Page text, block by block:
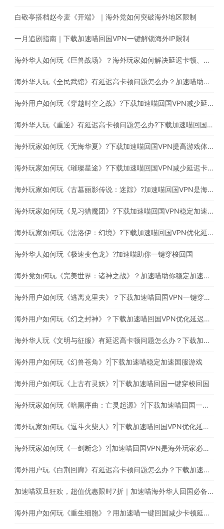
白敬亭搭档赵今麦《开端》｜海外党如何突破海外地区限制
一月追剧指南｜下载加速喵回国VPN一键解锁海外IP限制
海外华人如何玩《巨兽战场》？海外玩家如何解决延迟卡顿、丢包等问题
海外华人玩《全民武馆》有延迟高卡顿问题怎么办？加速喵助你一键穿梭回国
海外用户如何玩《穿越时空之战》?下载加速喵回国VPN减少延迟卡顿问题
海外华人玩《重逆》有延迟高卡顿问题怎么办?下载加速喵回国VPN提高游戏体验
海外玩家如何玩《无悔华夏》?下载加速喵回国VPN提高游戏体验
海外玩家如何玩《璀璨星途》?下载加速喵回国VPN减少延迟卡顿问题
海外玩家如何玩《古墓丽影传说：迷踪》?加速喵回国VPN是海外玩家必备的回国加速器
海外玩家如何玩《见习猎魔团》?下载加速喵回国VPN稳定加速国服游戏
海外玩家如何玩《法洛伊：幻境》?下载加速喵回国VPN优化延迟高卡顿问题
海外华人如何玩《极速变色龙》?加速喵助你一键穿梭回国
海外党如何玩《完美世界：诸神之战》？加速喵助你稳定加速国服游戏
海外用户如何玩《逃离克里夫》？下载加速喵回国VPN一键穿梭回国
海外用户如何玩《幻之封神》？下载加速喵回国VPN优化延迟高卡顿问题
海外华人玩《文明与征服》有延迟高卡顿问题怎么办？下载加速喵回国一键穿梭回国
海外用户如何玩《幻兽苍角》?|下载加速喵稳定加速国服游戏
海外用户如何玩《上古有灵妖》?|下载加速喵回国一键穿梭回国
海外玩家如何玩《暗黑序曲：亡灵起源》?|下载加速喵回国一键穿梭回国
海外玩家如何玩《逗斗火柴人》?|下载加速喵回国VPN优化延迟高卡顿问题
海外玩家如何玩《一剑断念》?|加速喵回国VPN是海外玩家必备的回国加速器
海外用户玩《白荆回廊》有延迟高卡顿问题怎么办？下载加速喵稳定加速国服游戏
加速喵双旦狂欢，超值优惠限时7折｜加速喵海外华人回国必备加速器，一键穿梭回国
海外用户如何玩《重生细胞》？用加速喵一键回国减少卡顿延迟等问题